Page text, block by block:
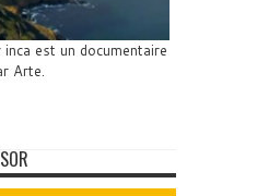
est un documentaire
Arte.